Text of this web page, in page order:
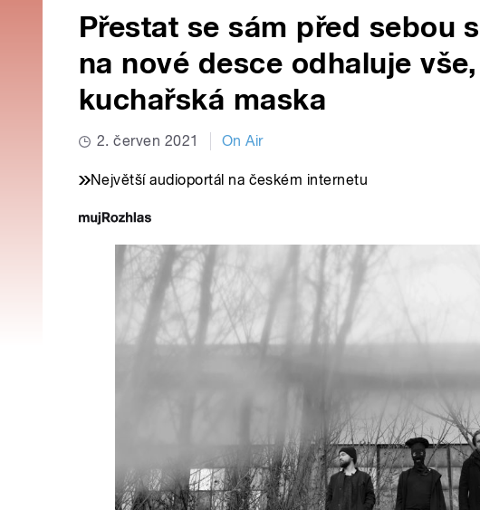
Přestat se sám před sebou
na nové desce odhaluje
kuchařská maska
2. červen 2021 On Air
Největší audioportál na českém internetu